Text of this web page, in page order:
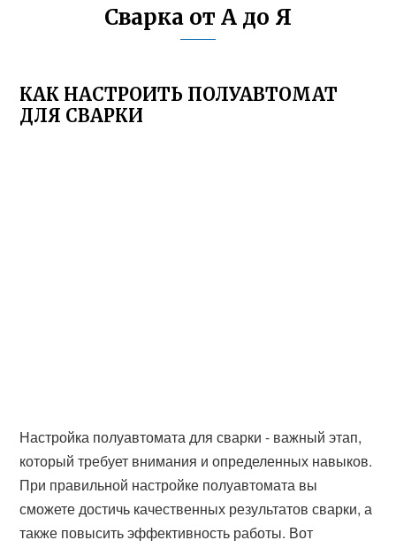
Сварка от А до Я
КАК НАСТРОИТЬ ПОЛУАВТОМАТ
ДЛЯ СВАРКИ
Настройка полуавтомата для сварки - важный этап,
который требует внимания и определенных навыков.
При правильной настройке полуавтомата вы
сможете достичь качественных результатов сварки, а
также повысить эффективность работы. Вот